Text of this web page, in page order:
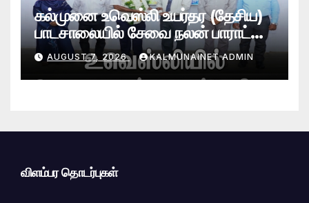
கல்முனை உவெஸ்லி உயர்தர (தேசிய)
பாடசாலையில் சேவை நலன் பாராட்டு
விழா சிறப்பாக நடைபெற்றது
AUGUST 7, 2026 KALMUNAINET ADMIN
விளம்பர தொடர்புகள்